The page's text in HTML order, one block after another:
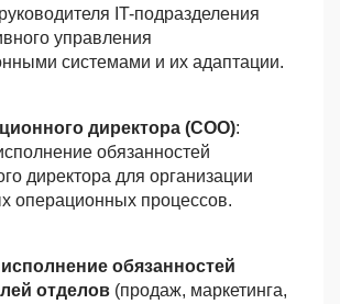
IT-подразделения
управления
системами и их адаптации.
директора (COO):
обязанностей
директора для организации
операционных процессов.
обязанностей
отделов (продаж, маркетинга,